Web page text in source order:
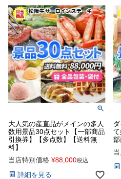
大人気の産直品がメインの多人
数用景品30点セット【一部商品
引換券】【多点数】【送料無
料】
当店特別価格 ¥88,000税込
詳細を見る
部